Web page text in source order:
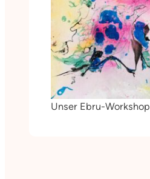
Unser Ebru-Workshop